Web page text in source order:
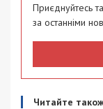
Приєднуйтесь
за останніми
Читайте